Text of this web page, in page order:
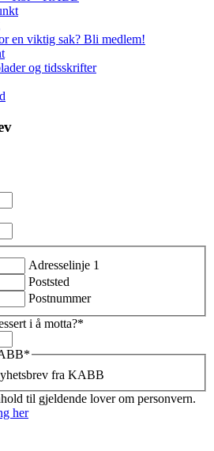
en viktig sak? Bli medlem!
og tidsskrifter
Adresselinje 1
Poststed
Postnummer
i å motta?*
*
fra KABB
til gjeldende lover om personvern.
her